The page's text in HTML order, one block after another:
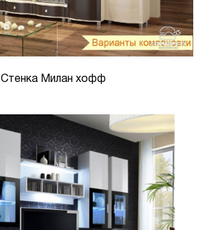
Стенка Милан хофф